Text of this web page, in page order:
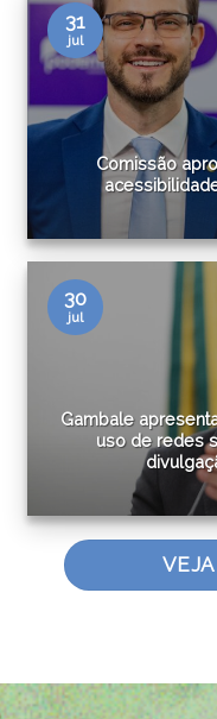
Comissão
31
jul
Gambale
uso de redes
30
jul